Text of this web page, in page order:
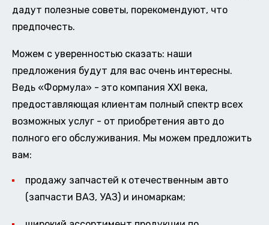
дадут полезные советы, порекомендуют, что
предпочесть.
Можем с уверенностью сказать: наши
предложения будут для вас очень интересны.
Ведь «Формула» - это компания XXI века,
предоставляющая клиентам полный спектр всех
возможных услуг - от приобретения авто до
полного его обслуживания. Мы можем предложить
вам:
продажу запчастей к отечественным авто
(запчасти ВАЗ, УАЗ) и иномаркам;